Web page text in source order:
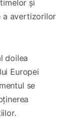
și
a avertizorilor
doilea
Europei
se